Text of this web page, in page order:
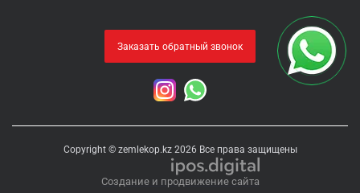
Заказать обратный звонок
Copyright © zemlekop.kz 2026 Все права защищены
Создание и продвижение сайта